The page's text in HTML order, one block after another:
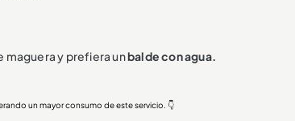
maguera y prefiera unbalde con agua.
un mayor consumo de este servicio. 👇